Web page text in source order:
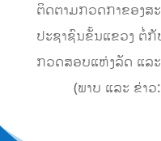
ຕິດຕາມກວດກາຂອງສ
ປະຊາຊົນຂັ້ນແຂວງ ຕໍ່ກັ
ກວດສອບແຫ່ງລັດ ແລ
(ພາບ ແລະ ຂ່າ